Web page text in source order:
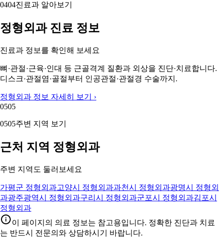
0404진료과 알아보기
정형외과 진료 정보
진료과 정보를 확인해 보세요
뼈·관절·근육·인대 등 근골격계 질환과 외상을 진단·치료합니다.
디스크·관절염·골절부터 인공관절·관절경 수술까지.
정형외과 정보 자세히 보기 ›
0505
0505주변 지역 보기
근처 지역 정형외과
주변 지역도 둘러보세요
가평군 정형외과고양시 정형외과과천시 정형외과광명시 정형외
과광주광역시 정형외과구리시 정형외과군포시 정형외과김포시
정형외과
이 페이지의 의료 정보는 참고용입니다. 정확한 진단과 치료
는 반드시 전문의와 상담하시기 바랍니다.